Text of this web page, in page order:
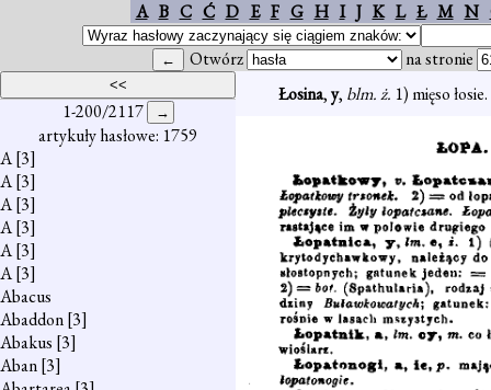
A B C Ć D E F G H I J K L Ł M N
Otwórz na stronie
1-200/2117
artykuły hasłowe: 1759
A[3]
A[3]
A[3]
A[3]
A[3]
A[3]
Abacus
Abaddon[3]
Abakus [3]
Aban[3]
Łosina,y, blm. ż. 1) mięso